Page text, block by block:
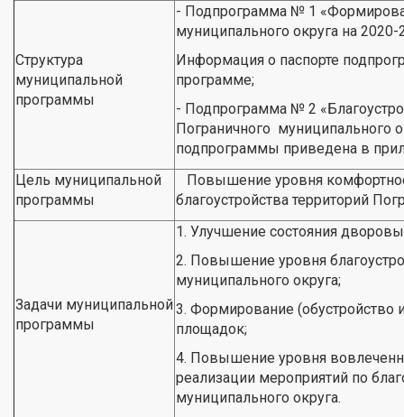
Структура
муниципальной
программы
- Подпрограмма № 1
муниципального округа на
Информация о паспорте
программе;
- Подпрограмма № 2
Пограничного муниципального
подпрограммы приведена в
Цель муниципальной
программы
Повышение уровня
благоустройства территорий
Задачи муниципальной
программы
1. Улучшение состояния
2. Повышение уровня
муниципального округа;
3. Формирование (обустройство
площадок;
4. Повышение уровня
реализации мероприятий по
муниципального округа.